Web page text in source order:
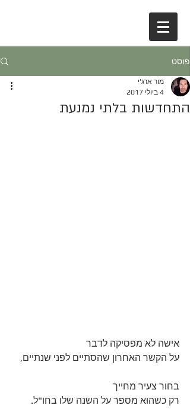
פוסט
התחדשות בלתי נמנעת
מור ארג'י
4 ביולי 2017
אישה לא מפסיקה לדבר
על הקשר האחרון שהסתיים לפני שנתיים,
בחור צעיר מחייך
רק כשהוא מספר על השנה שלו בחו"ל.